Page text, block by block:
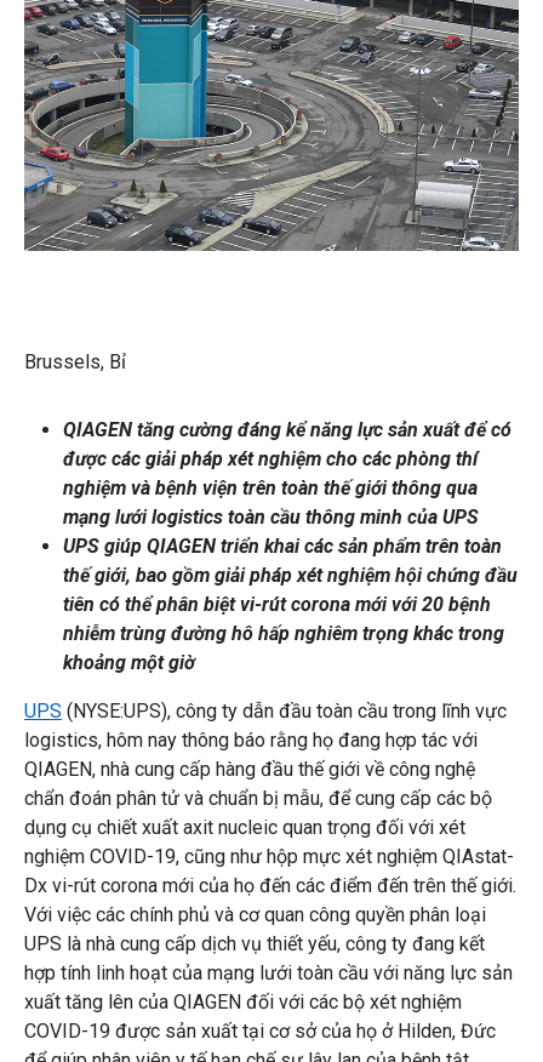
Brussels, Bỉ
QIAGEN tăng cường đáng kể năng lực sản xuất để có
được các giải pháp xét nghiệm cho các phòng thí
nghiệm và bệnh viện trên toàn thế giới thông qua
mạng lưới logistics toàn cầu thông minh của UPS
UPS giúp QIAGEN triển khai các sản phẩm trên toàn
thế giới, bao gồm giải pháp xét nghiệm hội chứng đầu
tiên có thể phân biệt vi-rút corona mới với 20 bệnh
nhiễm trùng đường hô hấp nghiêm trọng khác trong
khoảng một giờ
UPS (NYSE:UPS), công ty dẫn đầu toàn cầu trong lĩnh vực
logistics, hôm nay thông báo rằng họ đang hợp tác với
QIAGEN, nhà cung cấp hàng đầu thế giới về công nghệ
chẩn đoán phân tử và chuẩn bị mẫu, để cung cấp các bộ
dụng cụ chiết xuất axit nucleic quan trọng đối với xét
nghiệm COVID-19, cũng như hộp mực xét nghiệm QIAstat-
Dx vi-rút corona mới của họ đến các điểm đến trên thế giới.
Với việc các chính phủ và cơ quan công quyền phân loại
UPS là nhà cung cấp dịch vụ thiết yếu, công ty đang kết
hợp tính linh hoạt của mạng lưới toàn cầu với năng lực sản
xuất tăng lên của QIAGEN đối với các bộ xét nghiệm
COVID-19 được sản xuất tại cơ sở của họ ở Hilden, Đức